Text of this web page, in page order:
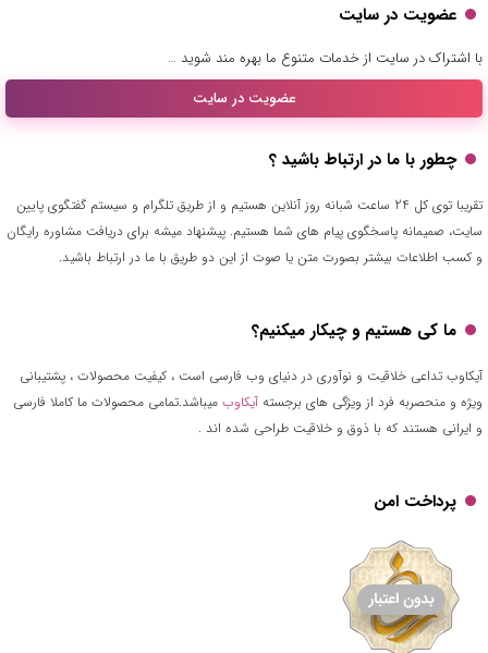
عضویت در سایت
با اشتراک در سایت از خدمات متنوع ما بهره مند شوید …
عضویت در سایت
چطور با ما در ارتباط باشید ؟
تقریبا توی کل 24 ساعت شبانه روز آنلاین هستیم و از طریق تلگرام و سیستم گفتگوی پایین
سایت، صمیمانه پاسخگوی پیام های شما هستیم. پیشنهاد میشه برای دریافت مشاوره رایگان
و کسب اطلاعات بیشتر بصورت متن یا صوت از این دو طریق با ما در ارتباط باشید.
ما کی هستیم و چیکار میکنیم؟
آیکاوب تداعی خلاقیت و نوآوری در دنیای وب فارسی است ، کیفیت محصولات ، پشتیبانی
ویژه و منحصربه فرد از ویژگی های برجسته آیکاوب میباشد.تمامی محصولات ما کاملا فارسی
و ایرانی هستند که با ذوق و خلاقیت طراحی شده اند .
پرداخت امن